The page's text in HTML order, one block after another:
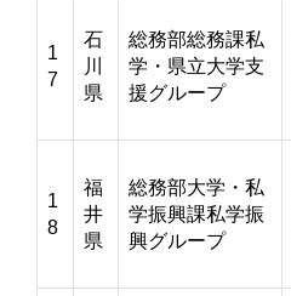
1
7
石
川
県
総務部総務課私
学・県立大学支
援グループ
1
8
福
井
県
総務部大学・私
学振興課私学振
興グループ